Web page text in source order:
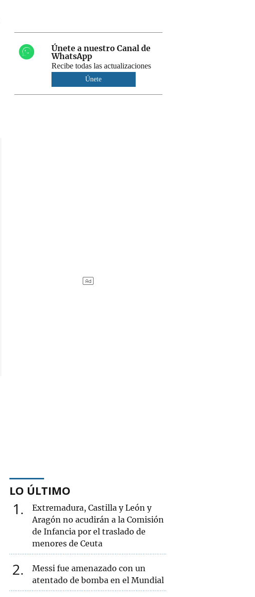
Únete a nuestro Canal de
WhatsApp
Recibe todas las actualizaciones
Únete
LO ÚLTIMO
1
Extremadura, Castilla y León y
Aragón no acudirán a la Comisión
de Infancia por el traslado de
menores de Ceuta
2
Messi fue amenazado con un
atentado de bomba en el Mundial